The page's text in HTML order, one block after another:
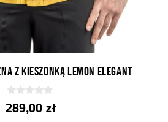
z kieszonką Lemon Elegant
0
z
289,00 zł